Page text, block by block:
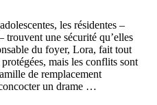
les résidentes –
trouvent une sécurité qu’elles
du foyer, Lora, fait tout
mais les conflits sont
de remplacement
un drame …